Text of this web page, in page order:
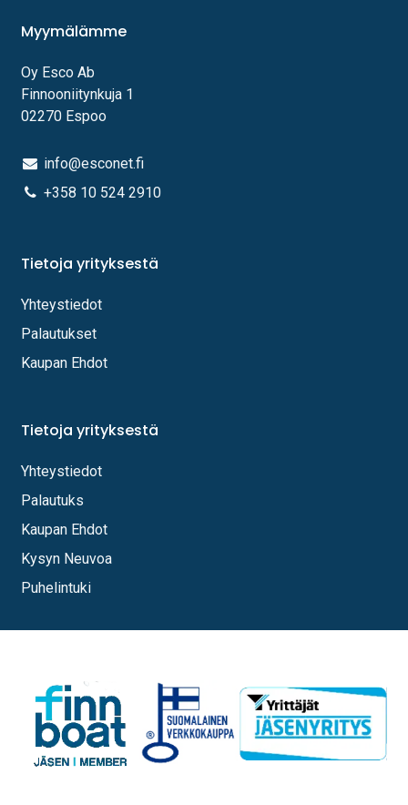
Myymälämme
Oy Esco Ab
Finnooniitynkuja 1
02270 Espoo
info@esconet.fi
+358 10 524 2910
Tietoja yrityksestä
Yhteystiedot
Palautukset
Kaupan Ehdot
Tietoja yrityksestä
Yhteystiedot
Palautuks
Kaupan Ehdot
Kysyn Neuvoa
Puhelintuki